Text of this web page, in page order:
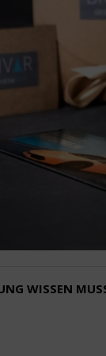
WISSEN